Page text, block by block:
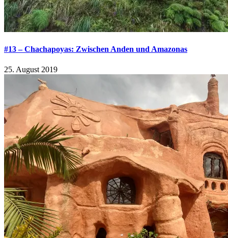
#13 – Chachapoyas: Zwischen Anden und Amazonas
25. August 2019